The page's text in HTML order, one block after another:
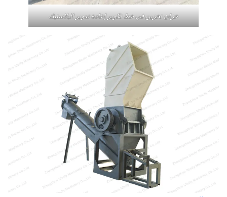
خزان تخزين في خط تكوير إعادة تدوير البلاستيك